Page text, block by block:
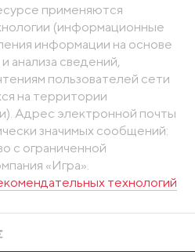
применяются
(информационные
информации на основе
анализа сведений,
пользователей сети
на территории
Адрес электронной почты
значимых сообщений:
с ограниченной
«Игра».
технологий